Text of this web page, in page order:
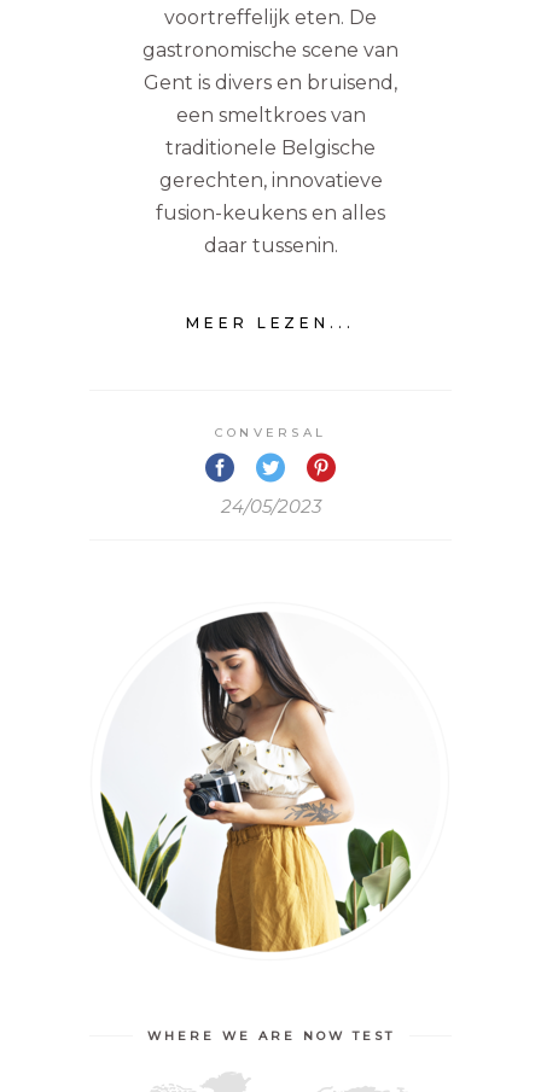
voortreffelijk eten. De
gastronomische scene van
Gent is divers en bruisend,
een smeltkroes van
traditionele Belgische
gerechten, innovatieve
fusion-keukens en alles
daar tussenin.
MEER LEZEN...
CONVERSAL
24/05/2023
WHERE WE ARE NOW TEST